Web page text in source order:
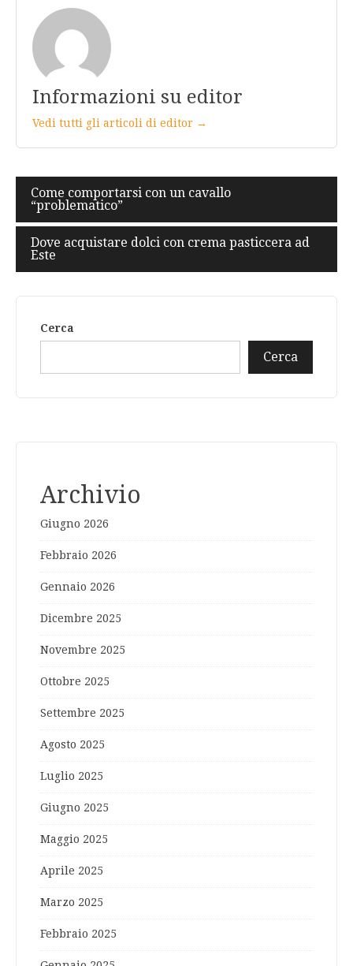
Informazioni su editor
Vedi tutti gli articoli di editor →
Navigazione
articoli
Come comportarsi con un cavallo
“problematico”
Dove acquistare dolci con crema pasticcera ad
Este
Cerca
Cerca
Archivio
Giugno 2026
Febbraio 2026
Gennaio 2026
Dicembre 2025
Novembre 2025
Ottobre 2025
Settembre 2025
Agosto 2025
Luglio 2025
Giugno 2025
Maggio 2025
Aprile 2025
Marzo 2025
Febbraio 2025